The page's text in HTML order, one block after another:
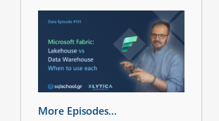
More Episodes...